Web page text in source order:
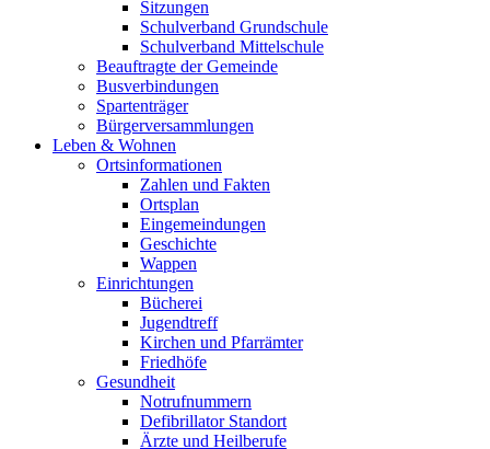
Sitzungen
Schulverband Grundschule
Schulverband Mittelschule
Beauftragte der Gemeinde
Busverbindungen
Spartenträger
Bürgerversammlungen
Leben & Wohnen
Ortsinformationen
Zahlen und Fakten
Ortsplan
Eingemeindungen
Geschichte
Wappen
Einrichtungen
Bücherei
Jugendtreff
Kirchen und Pfarrämter
Friedhöfe
Gesundheit
Notrufnummern
Defibrillator Standort
Ärzte und Heilberufe